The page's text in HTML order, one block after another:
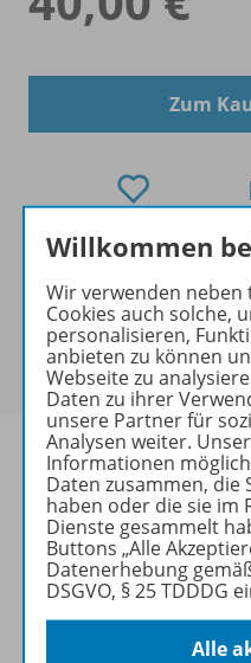
Zum
Exklusiver Kundenkreis
Dieses Produkt darf nur
Ausbildern/
und Referendaren/
werden.
Beschreibung
Willkommen
Wir verwenden
Cookies auch solche,
personalisieren,
anbieten zu können
Webseite zu
Daten zu ihrer
unsere Partner für
Analysen weiter.
Informationen
Daten zusammen, die
haben oder die sie im
Dienste gesammelt
Buttons „Alle
Datenerhebung
DSGVO, § 25 TDDDG
Alle